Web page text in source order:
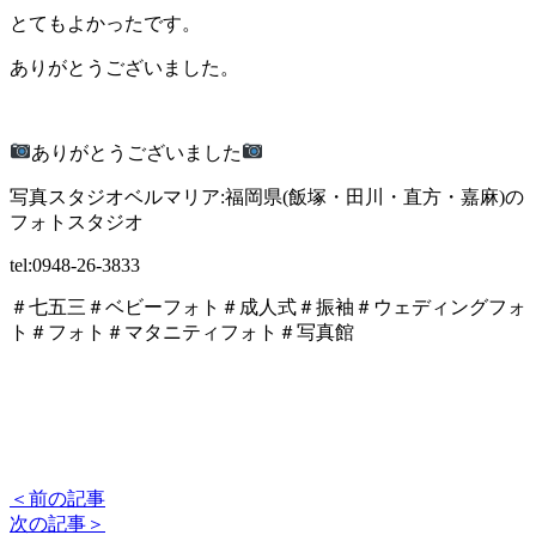
とてもよかったです。
ありがとうございました。
ありがとうございました
写真スタジオベルマリア:福岡県(飯塚・田川・直方・嘉麻)の
フォトスタジオ
tel:0948-26-3833
＃七五三＃ベビーフォト＃成人式＃振袖＃ウェディングフォ
ト＃フォト＃マタニティフォト＃写真館
＜前の記事
次の記事＞